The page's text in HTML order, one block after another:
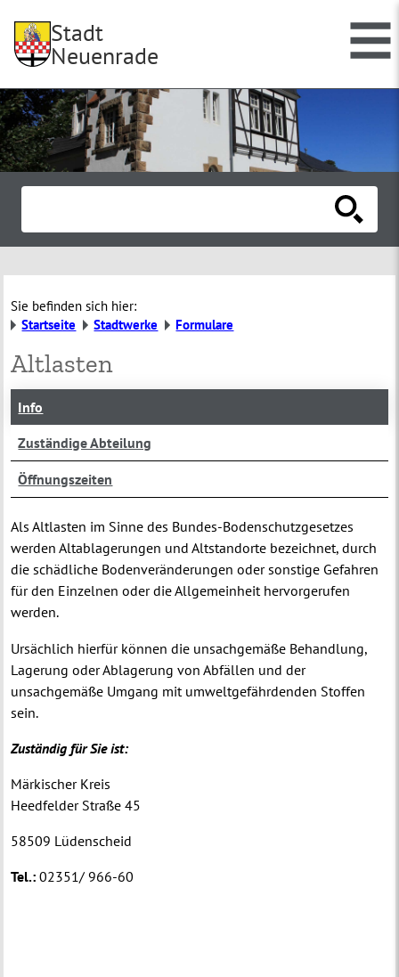
Stadt
Neuenrade
Sie befinden sich hier:
Startseite
Stadtwerke Formulare
Altlasten
Info
Zuständige Abteilung
Öffnungszeiten
Als Altlasten im Sinne des Bundes-Bodenschutzgesetzes
werden Altablagerungen und Altstandorte bezeichnet, durch
die schädliche Bodenveränderungen oder sonstige Gefahren
für den Einzelnen oder die Allgemeinheit hervorgerufen
werden.
Ursächlich hierfür können die unsachgemäße Behandlung,
Lagerung oder Ablagerung von Abfällen und der
unsachgemäße Umgang mit umweltgefährdenden Stoffen
sein.
Zuständig für Sie ist:
Märkischer Kreis
Heedfelder Straße 45
58509 Lüdenscheid
Tel.: 02351/ 966-60